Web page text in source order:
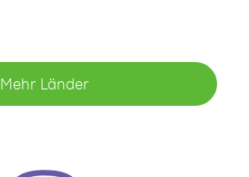
Mehr Länder